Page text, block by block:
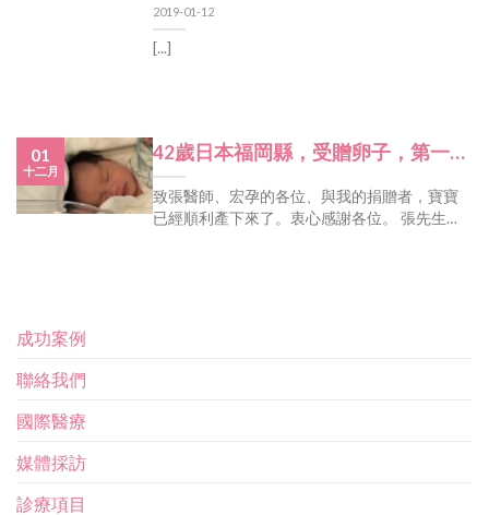
成功案例
聯絡我們
國際醫療
媒體採訪
診療項目
2019-01-12
[...]
42歲日本福岡縣，受贈卵子，第一次
就成功生出健康的雙胞胎
致張醫師、宏孕的各位、與我的捐贈者，寶寶
已經順利產下來了。衷心感謝各位。 張先生、
01
十二月